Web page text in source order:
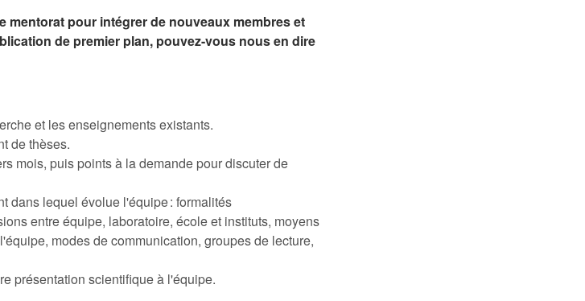
mentorat pour intégrer de nouveaux membres et
de premier plan, pouvez-vous nous en dire
et les enseignements existants.
de thèses.
mois, puis points à la demande pour discuter de
dans lequel évolue l'équipe : formalités
entre équipe, laboratoire, école et instituts, moyens
modes de communication, groupes de lecture,
présentation scientifique à l'équipe.